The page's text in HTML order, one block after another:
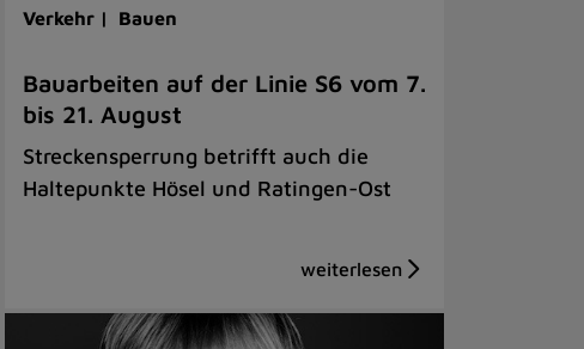
Verkehr | Bauen
Bauarbeiten auf der Linie S6 vom 7.
bis 21. August
Streckensperrung betrifft auch die
Haltepunkte Hösel und Ratingen-Ost